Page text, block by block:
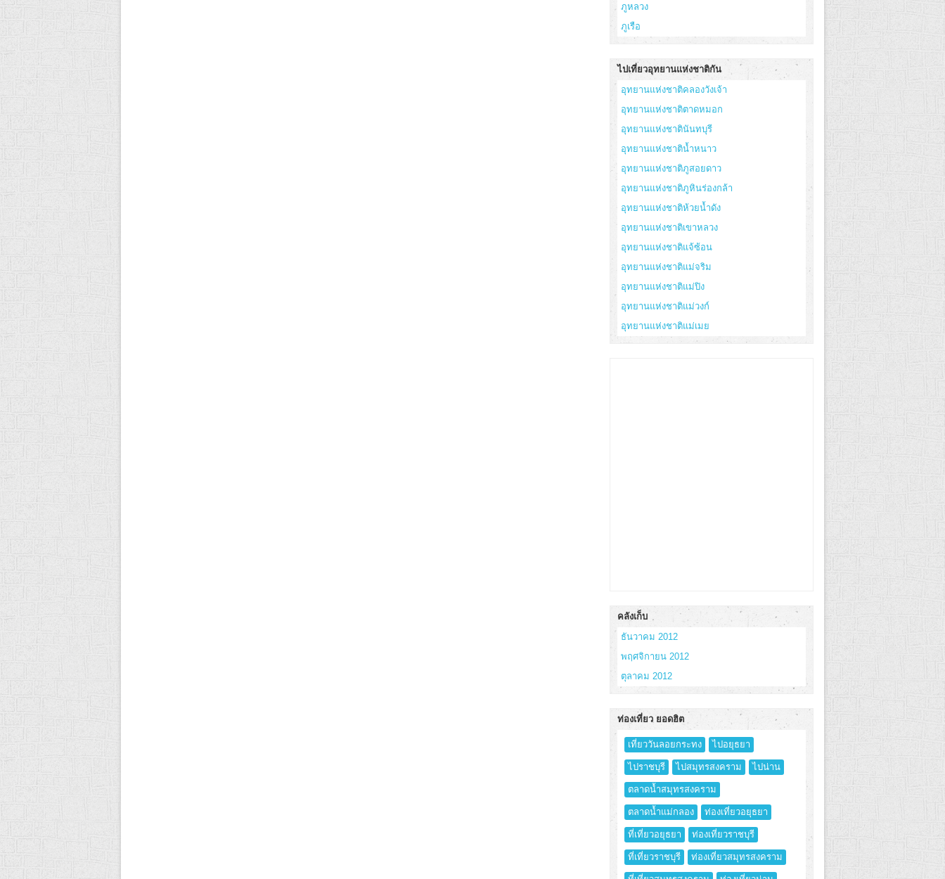
ภูหลวง
ภูเรือ
ไปเที่ยวอุทยานแห่งชาติกัน
อุทยานแห่งชาติคลองวังเจ้า
อุทยานแห่งชาติตาดหมอก
อุทยานแห่งชาตินันทบุรี
อุทยานแห่งชาติน้ำหนาว
อุทยานแห่งชาติภูสอยดาว
อุทยานแห่งชาติภูหินร่องกล้า
อุทยานแห่งชาติห้วยน้ำดัง
อุทยานแห่งชาติเขาหลวง
อุทยานแห่งชาติแจ้ซ้อน
อุทยานแห่งชาติแม่จริม
อุทยานแห่งชาติแม่ปิง
อุทยานแห่งชาติแม่วงก์
อุทยานแห่งชาติแม่เมย
คลังเก็บ
ธันวาคม 2012
พฤศจิกายน 2012
ตุลาคม 2012
ท่องเที่ยว ยอดฮิต
เที่ยววันลอยกระทง ไปอยุธยา
ไปราชบุรี ไปสมุทรสงคราม ไปน่าน
ตลาดน้ำสมุทรสงคราม
ตลาดน้ำแม่กลอง ท่องเที่ยวอยุธยา
ที่เที่ยวอยุธยา ท่องเที่ยวราชบุรี
ที่เที่ยวราชบุรี ท่องเที่ยวสมุทรสงคราม